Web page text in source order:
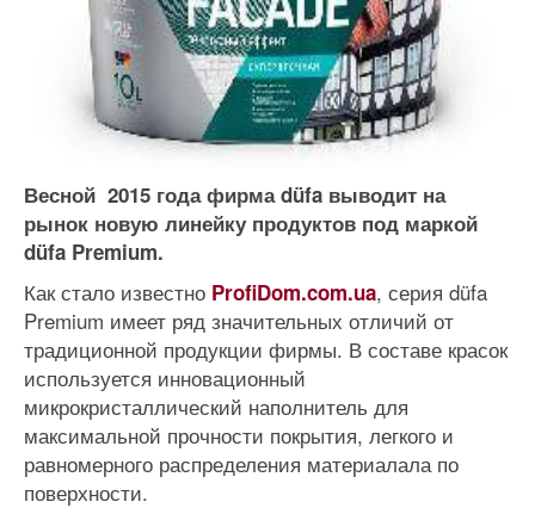
Весной 2015 года фирма düfa выводит на
рынок новую линейку продуктов под маркой
düfa Premium.
Как стало известно ProfiDom.com.ua, серия düfa
Premium имеет ряд значительных отличий от
традиционной продукции фирмы. В составе красок
используется инновационный
микрокристаллический наполнитель для
максимальной прочности покрытия, легкого и
равномерного распределения материалала по
поверхности.